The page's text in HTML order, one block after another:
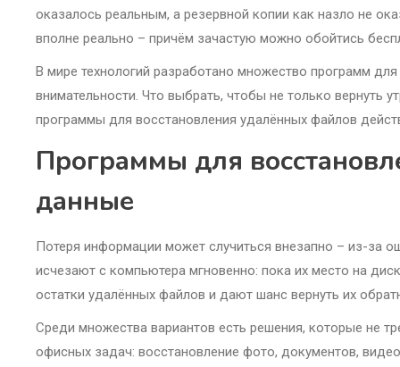
оказалось реальным, а резервной копии как назло не
вполне реально – причём зачастую можно обойтись
В мире технологий разработано множество программ
внимательности. Что выбрать, чтобы не только вернуть
программы для восстановления удалённых файлов
Программы для
данные
Потеря информации может случиться внезапно – из-за
исчезают с компьютера мгновенно: пока их место на
остатки удалённых файлов и дают шанс вернуть их
Среди множества вариантов есть решения, которые не
офисных задач: восстановление фото, документов,